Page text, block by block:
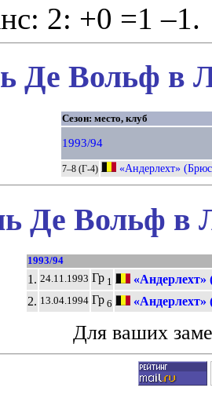
2: +0 =1 –1.
Вольф в
Сезон: место, клуб
1993/94
7–8 (Г-4) «Андерлехт»
Де Вольф в
1993/94
1. 24.11.1993 Гр1
«Андерлехт»
2. 13.04.1994 Гр6 «Андерлехт»
Для ваших